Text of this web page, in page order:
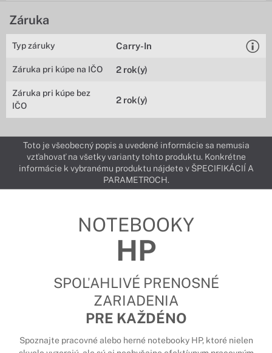
Záruka
Typ záruky Carry-In
Záruka pri kúpe na IČO 2 rok(y)
Záruka pri kúpe bez
IČO
2 rok(y)
Toto je všeobecný popis a uvedené informácie sa nemusia
vzťahovať na všetky varianty tohto produktu. Konkrétne
informácie k vybranému produktu nájdete v ŠPECIFIKÁCIÍ A
PARAMETROCH.
NOTEBOOKY
HP
SPOĽAHLIVÉ PRENOSNÉ
ZARIADENIA
PRE KAŽDÉNO
Spoznajte pracovné alebo herné notebooky HP, ktoré nielen